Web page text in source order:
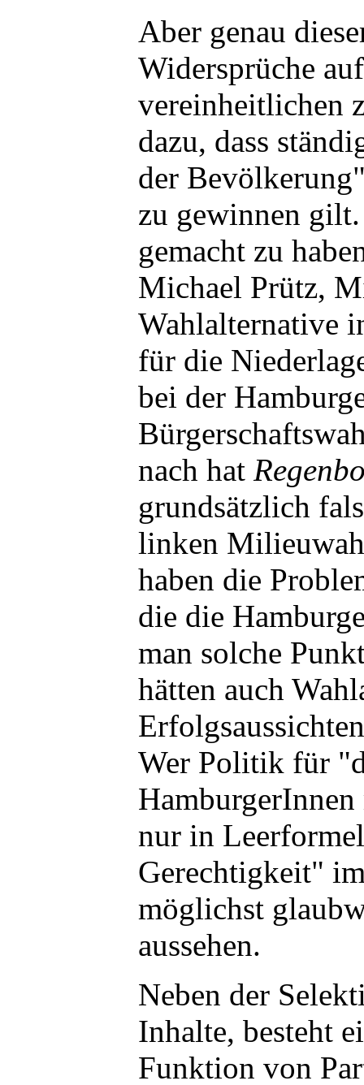
Aber genau
Widersprüche
vereinheitlichen
dazu, dass
der
zu gewinnen
gemacht zu
Michael Prütz,
Wahlalternative
für die
bei der
nach hat
grundsätzlich
linken
haben die
die die
man solche
hätten auch
Wer Politik für
nur in
Gerechtigkeit"
möglichst
aussehen.
Neben der
Inhalte, besteht
Funktion von